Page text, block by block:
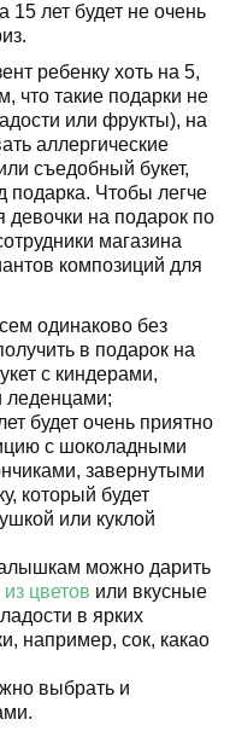
15 лет будет не очень
ребенку хоть на 5,
что такие подарки не
или фрукты), на
аллергические
съедобный букет,
подарка. Чтобы легче
девочки на подарок по
магазина
композиций для
одинаково без
в подарок на
с киндерами,
леденцами;
будет очень приятно
с шоколадными
завернутыми
который будет
или куклой
можно дарить
цветов или вкусные
в ярких
например, сок, какао
выбрать и